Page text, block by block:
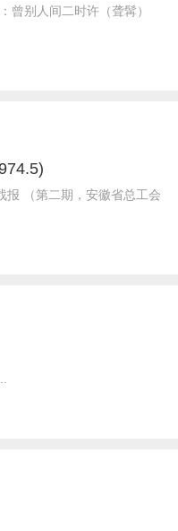
曾别人间二时许（聋髯）
报 （第二期，安徽省总工会